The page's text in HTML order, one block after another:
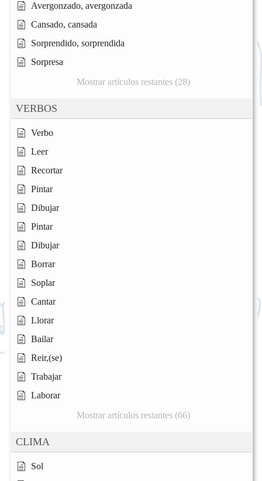
Avergonzado, avergonzada
Cansado, cansada
Sorprendido, sorprendida
Sorpresa
Mostrar artículos restantes (28)
VERBOS
Verbo
Leer
Recortar
Pintar
Dibujar
Pintar
Dibujar
Borrar
Soplar
Cantar
Llorar
Bailar
Reir,(se)
Trabajar
Laborar
Mostrar artículos restantes (66)
CLIMA
Sol